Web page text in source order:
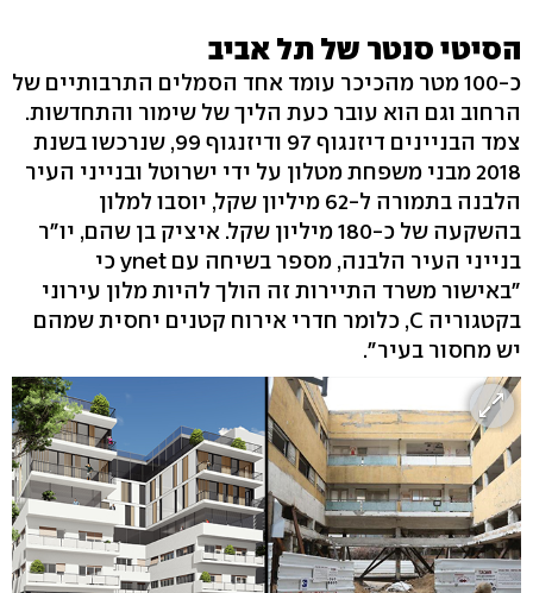
הסיטי סנטר של תל אביב
כ-100 מטר מהכיכר עומד אחד הסמלים התרבותיים של
הרחוב וגם הוא עובר כעת הליך של שימור והתחדשות.
צמד הבניינים דיזנגוף 97 ודיזנגוף 99, שנרכשו בשנת
2018 מבני משפחת מטלון על ידי ישרוטל ובנייני העיר
הלבנה בתמורה ל-62 מיליון שקל, יוסבו למלון
בהשקעה של כ-180 מיליון שקל. איציק בן שהם, יו"ר
בנייני העיר הלבנה, מספר בשיחה עם ynet כי
"באישור משרד התיירות זה הולך להיות מלון עירוני
בקטגוריה C, כלומר חדרי אירוח קטנים יחסית שמהם
יש מחסור בעיר".